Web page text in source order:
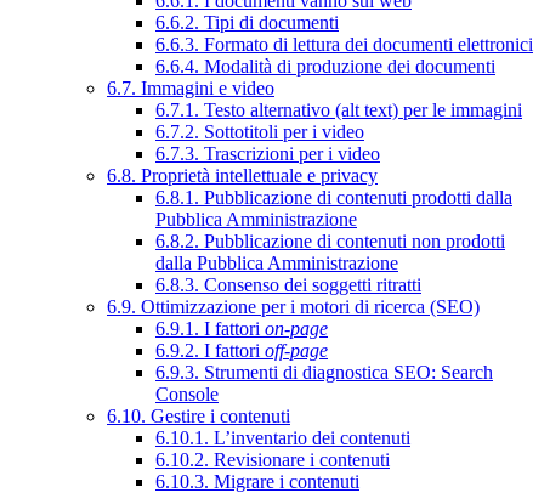
6.6.2. Tipi di documenti
6.6.3. Formato di lettura dei documenti elettronici
6.6.4. Modalità di produzione dei documenti
6.7. Immagini e video
6.7.1. Testo alternativo (alt text) per le immagini
6.7.2. Sottotitoli per i video
6.7.3. Trascrizioni per i video
6.8. Proprietà intellettuale e privacy
6.8.1. Pubblicazione di contenuti prodotti dalla
Pubblica Amministrazione
6.8.2. Pubblicazione di contenuti non prodotti
dalla Pubblica Amministrazione
6.8.3. Consenso dei soggetti ritratti
6.9. Ottimizzazione per i motori di ricerca (SEO)
6.9.1. I fattori on-page
6.9.2. I fattori off-page
6.9.3. Strumenti di diagnostica SEO: Search
Console
6.10. Gestire i contenuti
6.10.1. L’inventario dei contenuti
6.10.2. Revisionare i contenuti
6.10.3. Migrare i contenuti